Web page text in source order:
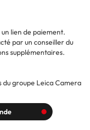
lien de paiement.
par un conseiller du
supplémentaires.
groupe Leica Camera